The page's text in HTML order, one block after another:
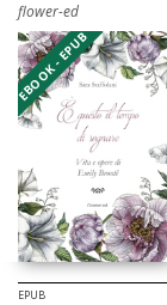
flower-ed
EBOOK - EPUB
EPUB